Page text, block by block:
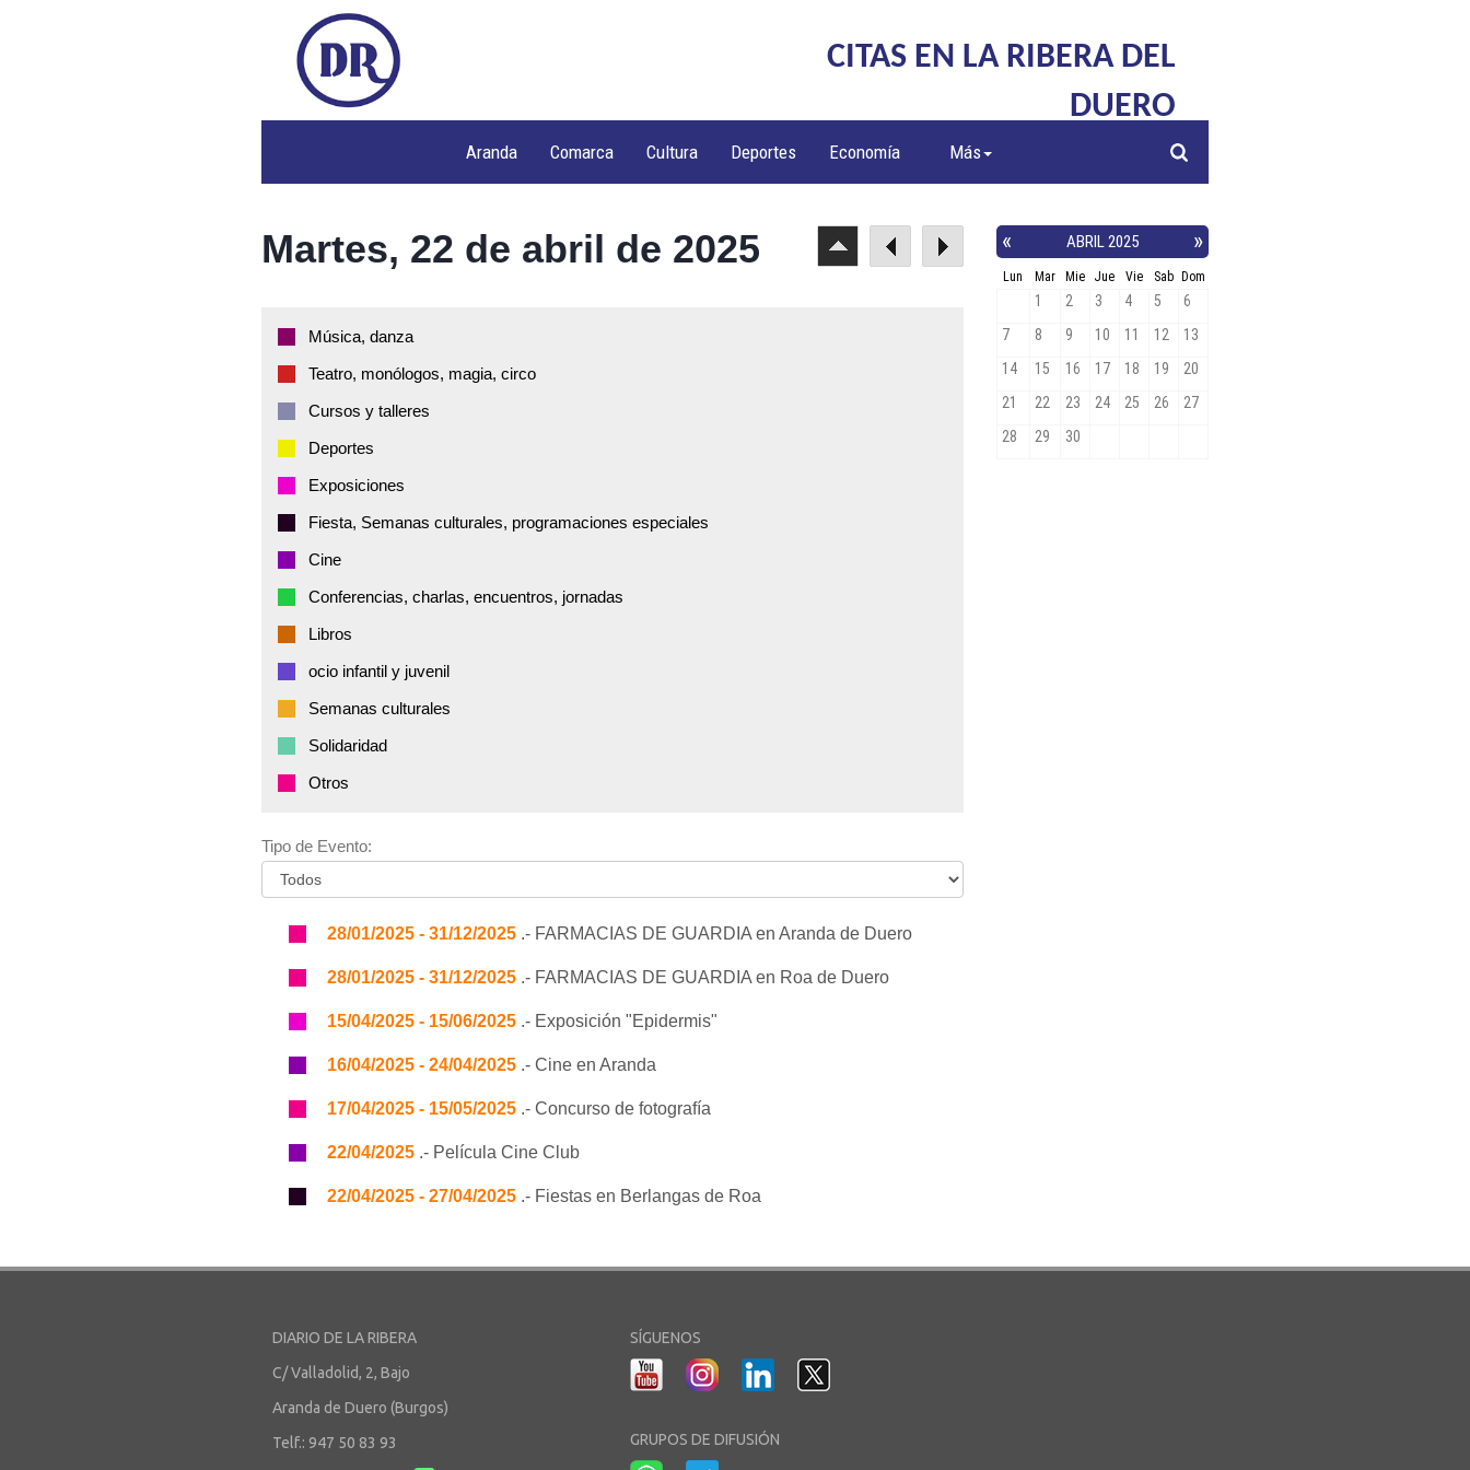
CITAS EN LA RIBERA DEL
DUERO
Aranda Comarca Cultura Deportes Economía Más
Martes, 22 de abril de 2025
Música, danza
Teatro, monólogos, magia, circo
Cursos y talleres
Deportes
Exposiciones
Fiesta, Semanas culturales, programaciones especiales
Cine
Conferencias, charlas, encuentros, jornadas
Libros
ocio infantil y juvenil
Semanas culturales
Solidaridad
Otros
Tipo de Evento:
28/01/2025 - 31/12/2025 .- FARMACIAS DE GUARDIA en Aranda de Duero
28/01/2025 - 31/12/2025 .- FARMACIAS DE GUARDIA en Roa de Duero
15/04/2025 - 15/06/2025 .- Exposición "Epidermis"
16/04/2025 - 24/04/2025 .- Cine en Aranda
17/04/2025 - 15/05/2025 .- Concurso de fotografía
22/04/2025 .- Película Cine Club
22/04/2025 - 27/04/2025 .- Fiestas en Berlangas de Roa
DIARIO DE LA RIBERA
C/ Valladolid, 2, Bajo
Aranda de Duero (Burgos)
Telf.: 947 50 83 93
SÍGUENOS
GRUPOS DE DIFUSIÓN